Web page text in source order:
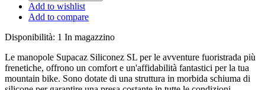
Add to wishlist
Add to compare
Disponibilità: 1 In magazzino
Le manopole Supacaz Siliconez SL per le avventure fuoristrada più
frenetiche, offrono un comfort e un'affidabilità fantastici per la tua
mountain bike. Sono dotate di una struttura in morbida schiuma di